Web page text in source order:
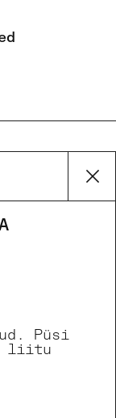
Püsi
liitu